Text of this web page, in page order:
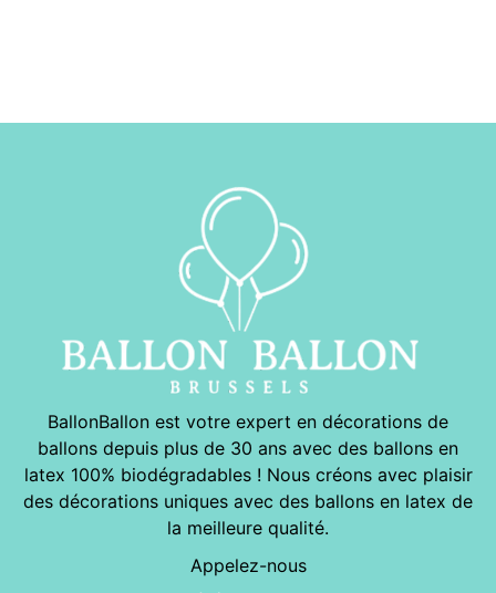
BallonBallon est votre expert en décorations de
ballons depuis plus de 30 ans avec des ballons en
latex 100% biodégradables ! Nous créons avec plaisir
des décorations uniques avec des ballons en latex de
la meilleure qualité.
Appelez-nous